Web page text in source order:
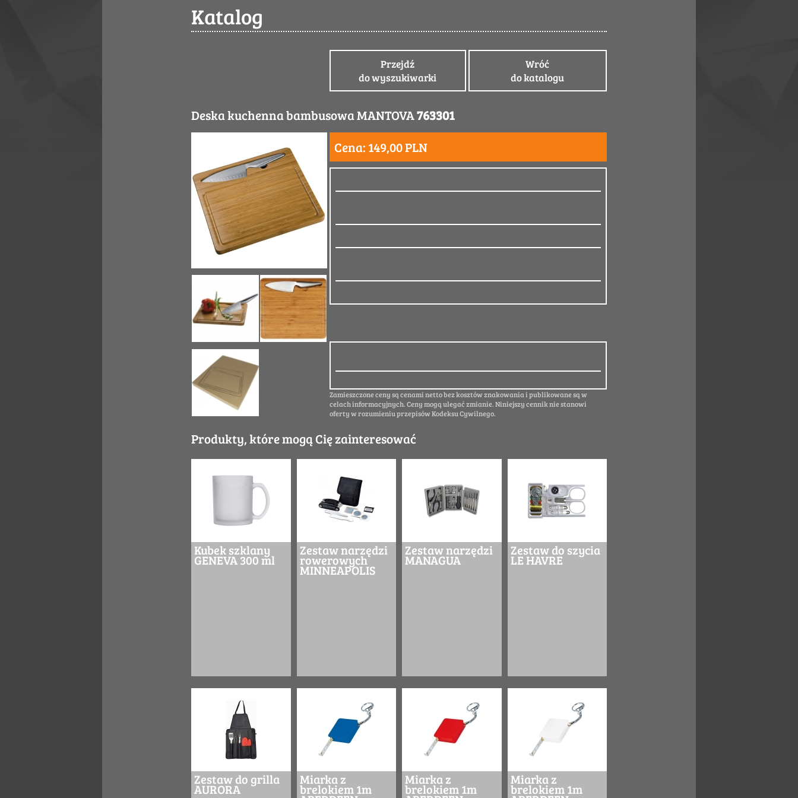
Katalog
Przejdź
do wyszukiwarki
Wróć
do katalogu
Deska kuchenna bambusowa MANTOVA763301
Cena: 149,00 PLN
Zamieszczone ceny są cenami netto bez kosztów znakowania i publikowane są w
celach informacyjnych. Ceny mogą ulegać zmianie. Niniejszy cennik nie stanowi
oferty w rozumieniu przepisów Kodeksu Cywilnego.
Produkty, które mogą Cię zainteresować
Kubek szklany
GENEVA 300 ml
Zestaw narzędzi
rowerowych
MINNEAPOLIS
Zestaw narzędzi
MANAGUA
Zestaw do szycia
LE HAVRE
Zestaw do grilla
AURORA
Miarka z
brelokiem 1m
Miarka z
brelokiem 1m
Miarka z
brelokiem 1m